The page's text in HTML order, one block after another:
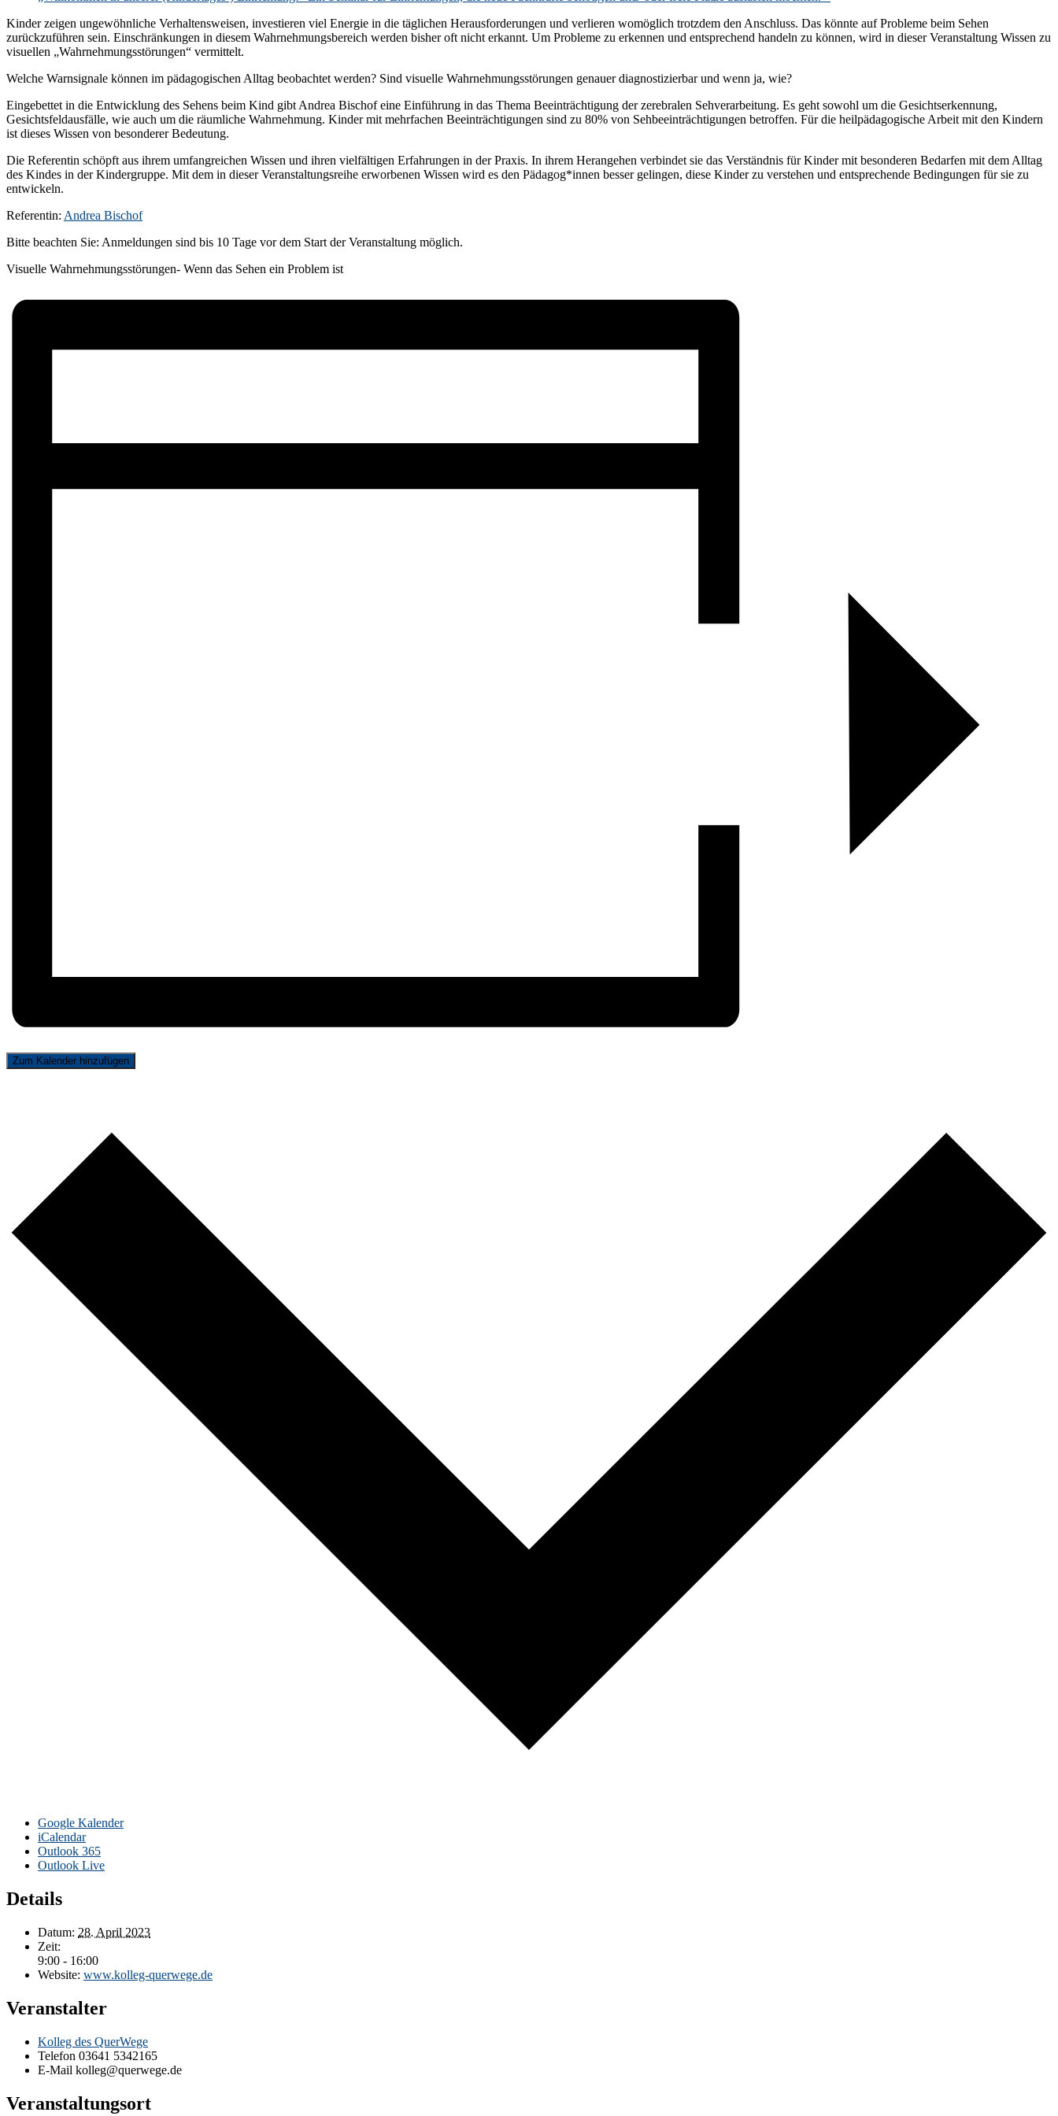
Kinder zeigen ungewöhnliche Verhaltensweisen, investieren viel Energie in die täglichen Herausforderungen und verlieren womöglich trotzdem den Anschluss. Das könnte auf Probleme beim Sehen
zurückzuführen sein. Einschränkungen in diesem Wahrnehmungsbereich werden bisher oft nicht erkannt. Um Probleme zu erkennen und entsprechend handeln zu können, wird in dieser Veranstaltung Wissen zu
visuellen „Wahrnehmungsstörungen“ vermittelt.
Welche Warnsignale können im pädagogischen Alltag beobachtet werden? Sind visuelle Wahrnehmungsstörungen genauer diagnostizierbar und wenn ja, wie?
Eingebettet in die Entwicklung des Sehens beim Kind gibt Andrea Bischof eine Einführung in das Thema Beeinträchtigung der zerebralen Sehverarbeitung. Es geht sowohl um die Gesichtserkennung,
Gesichtsfeldausfälle, wie auch um die räumliche Wahrnehmung. Kinder mit mehrfachen Beeinträchtigungen sind zu 80% von Sehbeeinträchtigungen betroffen. Für die heilpädagogische Arbeit mit den Kindern
ist dieses Wissen von besonderer Bedeutung.
Die Referentin schöpft aus ihrem umfangreichen Wissen und ihren vielfältigen Erfahrungen in der Praxis. In ihrem Herangehen verbindet sie das Verständnis für Kinder mit besonderen Bedarfen mit dem Alltag
des Kindes in der Kindergruppe. Mit dem in dieser Veranstaltungsreihe erworbenen Wissen wird es den Pädagog*innen besser gelingen, diese Kinder zu verstehen und entsprechende Bedingungen für sie zu
entwickeln.
Referentin: Andrea Bischof
Bitte beachten Sie: Anmeldungen sind bis 10 Tage vor dem Start der Veranstaltung möglich.
Visuelle Wahrnehmungsstörungen- Wenn das Sehen ein Problem ist
Zum Kalender hinzufügen
Google Kalender
iCalendar
Outlook 365
Outlook Live
Details
Datum: 28. April 2023
Zeit:
9:00 - 16:00
Website: www.kolleg-querwege.de
Veranstalter
Kolleg des QuerWege
Telefon 03641 5342165
E-Mail kolleg@querwege.de
Veranstaltungsort